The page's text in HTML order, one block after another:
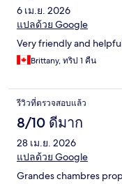
6 เม.ย. 2026
แปลด้วย Google
Very friendly and
Brittany, ทริป 1 คืน
รีวิวที่ตรวจสอบแล้ว
8/10 ดีมาก
28 เม.ย. 2026
แปลด้วย Google
Grandes chambres